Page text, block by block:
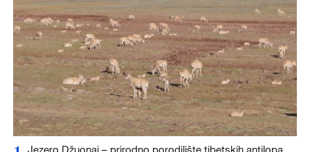
Jezero Džuonaj – prirodno porodilište tibetskih antilopa